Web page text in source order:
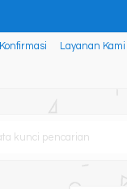
Konfirmasi Layanan Kami